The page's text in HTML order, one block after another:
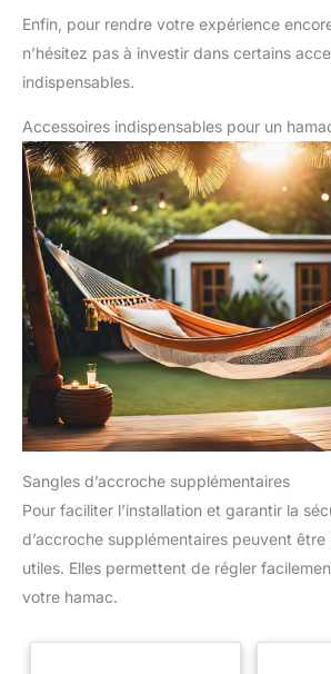
Enfin, pour rendre votre expérience
n’hésitez pas à investir dans certains
indispensables.
Accessoires indispensables pour un
Sangles d’accroche supplémentaires
Pour faciliter l’installation et garantir la
d’accroche supplémentaires peuvent
utiles. Elles permettent de régler
votre hamac.